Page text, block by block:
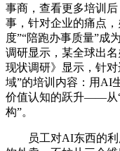
事商，查看更多培训
事，针对企业的痛点
度”“陪跑办事质量”成
调研显示，某全球出
现状调研》显示，针
域”的培训内容：用AI
价值认知的跃升——从
构”。
员工对AI东西的利